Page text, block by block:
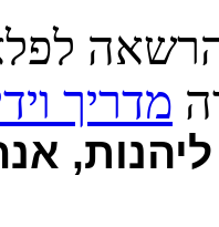
מדריך